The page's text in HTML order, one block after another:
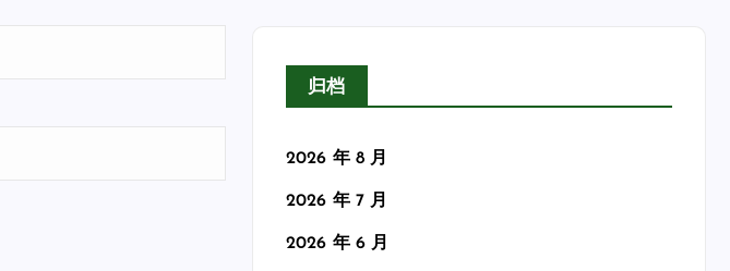
归档
2026 年 8 月
2026 年 7 月
2026 年 6 月